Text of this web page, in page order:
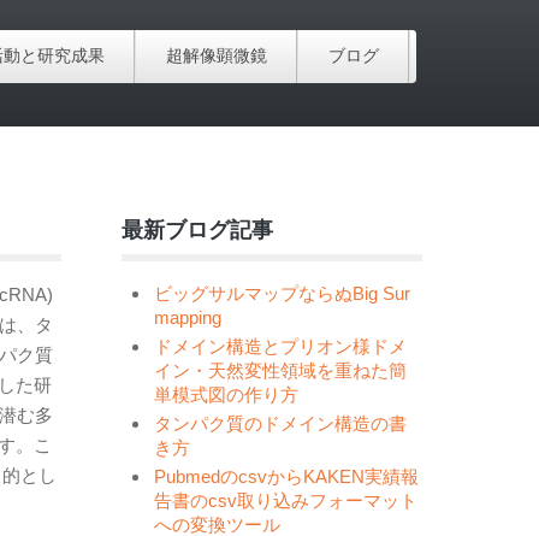
動と研究成果 超解像顕微鏡 ブログ
、タ
ク質
た研
む多
。こ
とし
最新ブログ記事
ビッグサルマップならぬBig Sur
mapping
ドメイン構造とプリオン様ドメ
イン・天然変性領域を重ねた簡
単模式図の作り方
タンパク質のドメイン構造の書
き方
PubmedのcsvからKAKEN実績報
告書のcsv取り込みフォーマット
への変換ツール